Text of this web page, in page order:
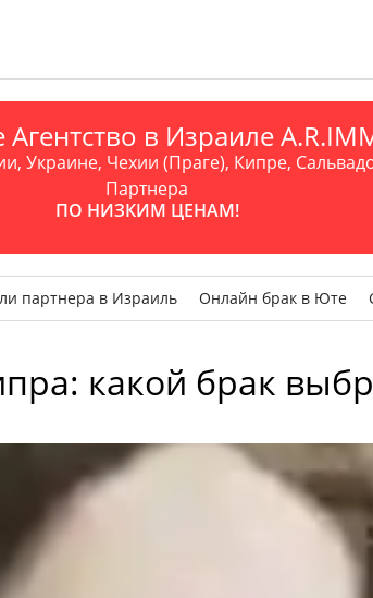
в Израиле
Украине, Чехии (Праге), Кипре,
Партнера
ПО НИЗКИМ ЦЕНАМ!
партнера в Израиль Онлайн брак в Юте
какой брак